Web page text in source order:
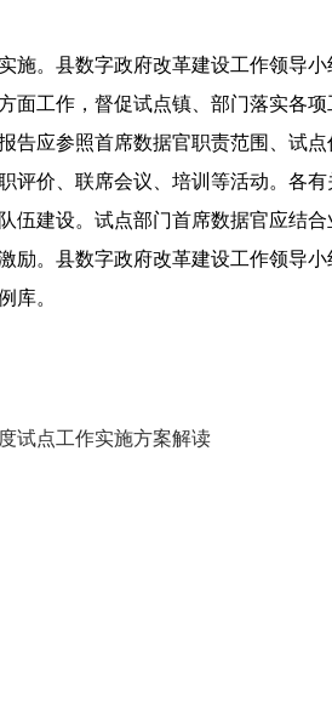
。县数字政府改革建设工作领导小
面工作，督促试点镇、部门落实各
告应参照首席数据官职责范围、试
评价、联席会议、培训等活动。各
建设。试点部门首席数据官应结合
。县数字政府改革建设工作领导小
库。
试点工作实施方案解读